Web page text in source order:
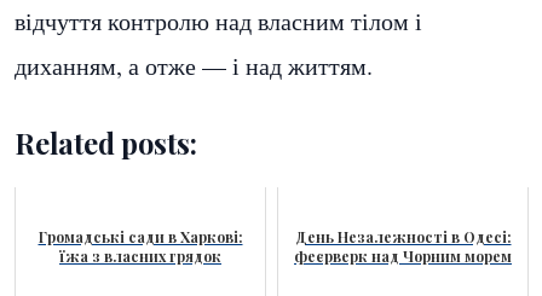
відчуття контролю над власним тілом і
диханням, а отже — і над життям.
Related posts:
Громадські сади в Харкові:
їжа з власних грядок
День Незалежності в Одесі:
феєрверк над Чорним морем